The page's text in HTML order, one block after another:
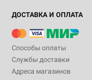
ДОСТАВКА И ОПЛАТА
Способы оплаты
Службы доставки
Адреса магазинов